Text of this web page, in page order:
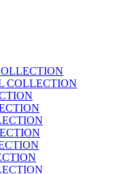
COLLECTION